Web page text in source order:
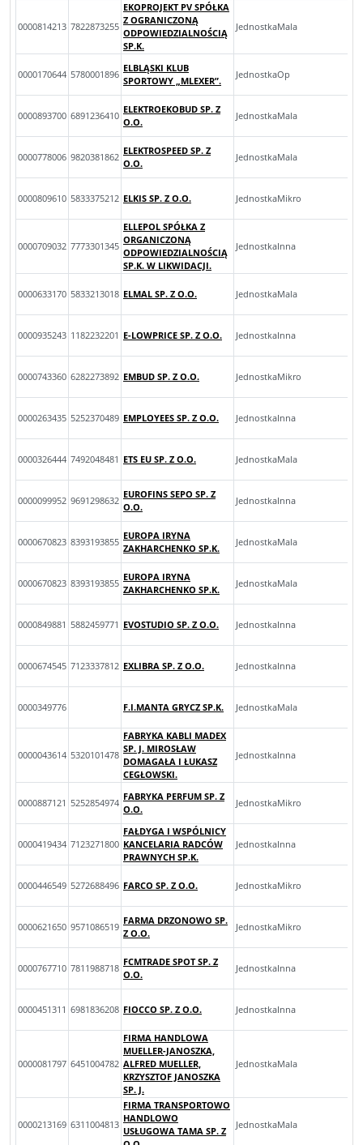
0000814213 7822873255
EKOPROJEKT PV SPÓŁKA
Z OGRANICZONĄ
ODPOWIEDZIALNOŚCIĄ
SP.K.
JednostkaMala
0000170644 5780001896
ELBLĄSKI KLUB
SPORTOWY „MLEXER”.
JednostkaOp
0000893700 6891236410
ELEKTROEKOBUD SP. Z
O.O.
JednostkaMala
0000778006 9820381862
ELEKTROSPEED SP. Z
O.O.
JednostkaMala
0000809610 5833375212 ELKIS SP. Z O.O. JednostkaMikro
0000709032 7773301345
ELLEPOL SPÓŁKA Z
ORGANICZONĄ
ODPOWIEDZIALNOŚCIĄ
SP.K. W LIKWIDACJI.
JednostkaInna
0000633170 5833213018 ELMAL SP. Z O.O. JednostkaMala
0000935243 1182232201 E-LOWPRICE SP. Z O.O. JednostkaInna
0000743360 6282273892 EMBUD SP. Z O.O. JednostkaMikro
0000263435 5252370489 EMPLOYEES SP. Z O.O. JednostkaInna
0000326444 7492048481 ETS EU SP. Z O.O. JednostkaMala
0000099952 9691298632
EUROFINS SEPO SP. Z
O.O.
JednostkaInna
0000670823 8393193855
EUROPA IRYNA
ZAKHARCHENKO SP.K.
JednostkaMala
0000670823 8393193855
EUROPA IRYNA
ZAKHARCHENKO SP.K.
JednostkaMala
0000849881 5882459771 EVOSTUDIO SP. Z O.O. JednostkaInna
0000674545 7123337812 EXLIBRA SP. Z O.O. JednostkaInna
0000349776 F.I.MANTA GRYCZ SP.K. JednostkaMala
0000043614 5320101478
FABRYKA KABLI MADEX
SP. J. MIROSŁAW
DOMAGAŁA I ŁUKASZ
CEGŁOWSKI.
JednostkaInna
0000887121 5252854974
FABRYKA PERFUM SP. Z
O.O.
JednostkaMikro
0000419434 7123271800
FAŁDYGA I WSPÓLNICY
KANCELARIA RADCÓW
PRAWNYCH SP.K.
JednostkaInna
0000446549 5272688496 FARCO SP. Z O.O. JednostkaMikro
0000621650 9571086519
FARMA DRZONOWO SP.
Z O.O.
JednostkaMikro
0000767710 7811988718
FCMTRADE SPOT SP. Z
O.O.
JednostkaInna
0000451311 6981836208 FIOCCO SP. Z O.O. JednostkaInna
0000081797 6451004782
FIRMA HANDLOWA
MUELLER-JANOSZKA,
ALFRED MUELLER,
KRZYSZTOF JANOSZKA
SP. J.
JednostkaMala
0000213169 6311004813
FIRMA TRANSPORTOWO
HANDLOWO
USŁUGOWA TAMA SP. Z
JednostkaMala